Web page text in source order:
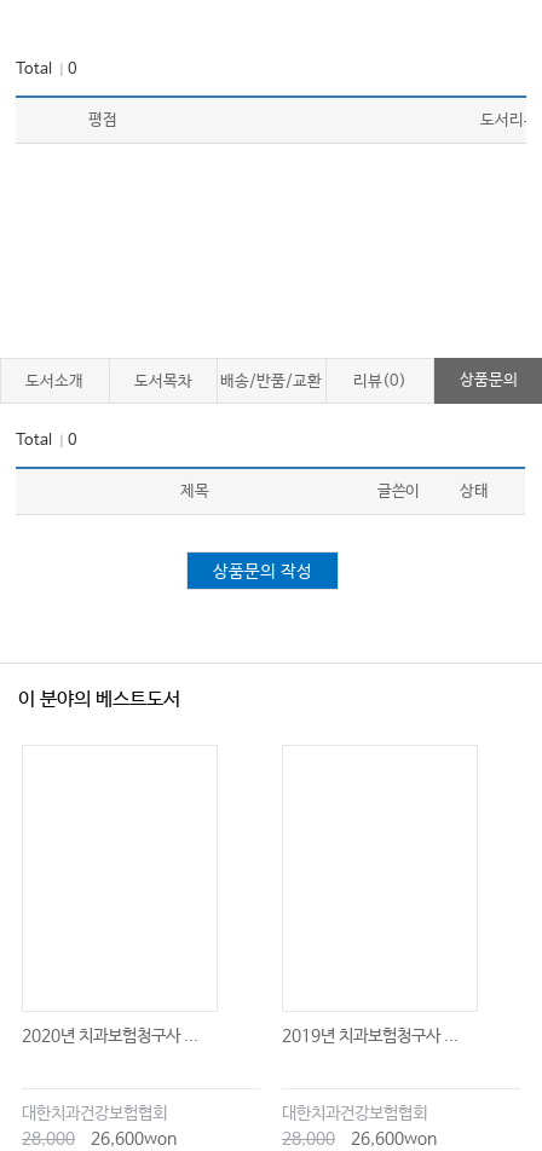
Chapter 10 구강악안면 양성병소
Ⅰ. 구강악안면 양성병소의 진단
Ⅲ. 구강암 치료를 위한 진단방법 및 병기평가
Chapter 12 구강악안면재건
Ⅰ. 턱관절 임상해부학
Ⅲ. 진단과 분류
Ⅳ. 턱관절장애의 치료
Total ｜0
평점 도서리뷰
도서소개 도서목차 배송/반품/교환 리뷰(0) 상품문의
Total ｜0
제목 글쓴이 상태
상품문의 작성
이 분야의 베스트도서
2020년 치과보험청구사 ...
대한치과건강보험협회
28,000
26,600won
2019년 치과보험청구사 ...
대한치과건강보험협회
28,000
26,600won